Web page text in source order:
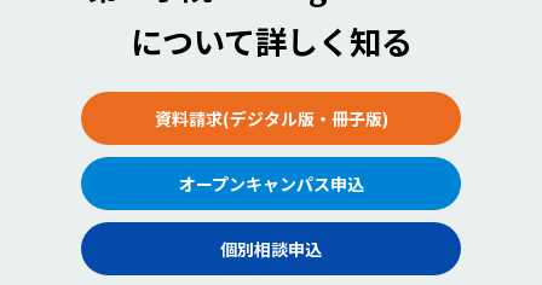
について詳しく知る
資料請求(デジタル版・冊子版)
オープンキャンパス申込
個別相談申込